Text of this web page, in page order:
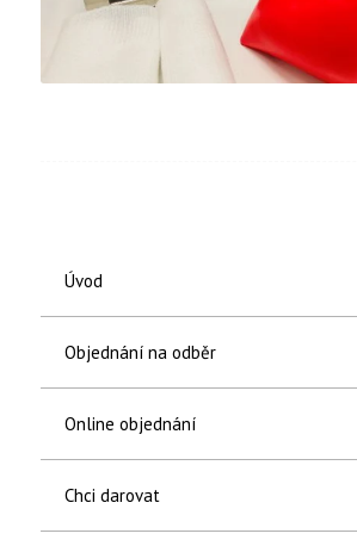
Úvod
Objednání na odběr
Online objednání
Chci darovat